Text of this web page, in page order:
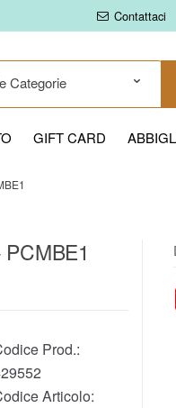
Contattaci
GIFT CARD
Prod.:
Articolo: